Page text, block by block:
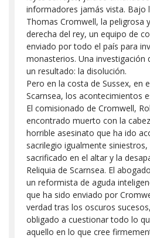
informadores jamás vista. Bajo
Thomas Cromwell, la peligrosa
derecha del rey, un equipo de
enviado por todo el país para
monasterios. Una investigación
un resultado: la disolución.
Pero en la costa de Sussex, en
Scarnsea, los acontecimientos
El comisionado de Cromwell,
encontrado muerto con la
horrible asesinato que ha ido
sacrilegio igualmente
sacrificado en el altar y la
Reliquia de Scarnsea. El
un reformista de aguda
que ha sido enviado por
verdad tras los oscuros
obligado a cuestionar todo lo
aquello en lo que cree